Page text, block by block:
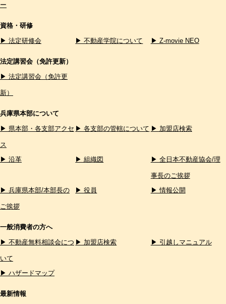
ー
資格・研修
▶ 法定研修会
▶ 不動産学院について ▶ Z-movie NEO
法定講習会（免許更新）
▶ 法定講習会（免許更
新）
兵庫県本部について
▶ 県本部・各支部アクセ
ス
▶ 各支部の管轄について ▶ 加盟店検索
▶ 沿革 ▶ 組織図 ▶ 全日本不動産協会/理
事長のご挨拶
▶ 兵庫県本部/本部長の
ご挨拶
▶ 役員 ▶ 情報公開
一般消費者の方へ
▶ 不動産無料相談会につ
いて
▶ 加盟店検索 ▶ 引越しマニュアル
▶ ハザードマップ
最新情報